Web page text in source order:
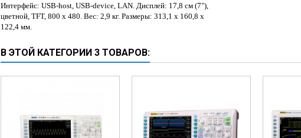
Интерфейс: USB-host, USB-device, LAN. Дисплей: 17,8 см (7"),
цветной, TFT, 800 х 480. Вес: 2,9 кг. Размеры: 313,1 x 160,8 x
122,4 мм.
В ЭТОЙ КАТЕГОРИИ 3 ТОВАРОВ: